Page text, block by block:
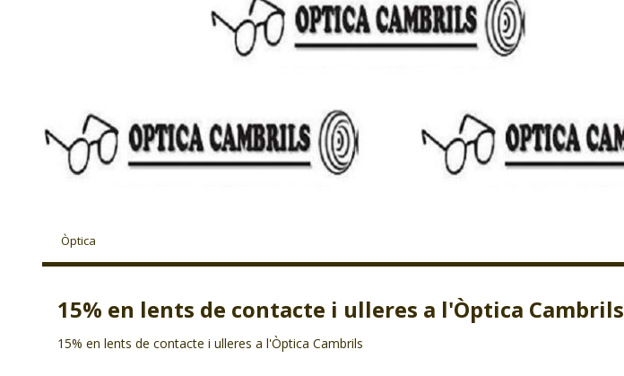
Òptica
15% en lents de contacte i ulleres a l'Òptica Cambrils
15% en lents de contacte i ulleres a l'Òptica Cambrils